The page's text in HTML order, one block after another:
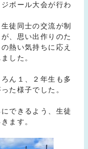
ボール大会が行わ
徒同士の交流が制
、思い出作りのた
熱い気持ちに応え
した。
ん１、２年生も多
た様子でした。
できるよう、生徒
ます。